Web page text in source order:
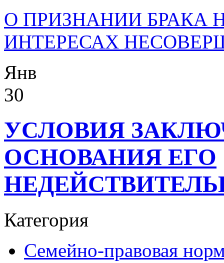
О ПРИЗНАНИИ БРАКА
ИНТЕРЕСАХ
Янв
30
УСЛОВИЯ
ОСНОВАНИЯ ЕГО
Категория
Семейно-правовая